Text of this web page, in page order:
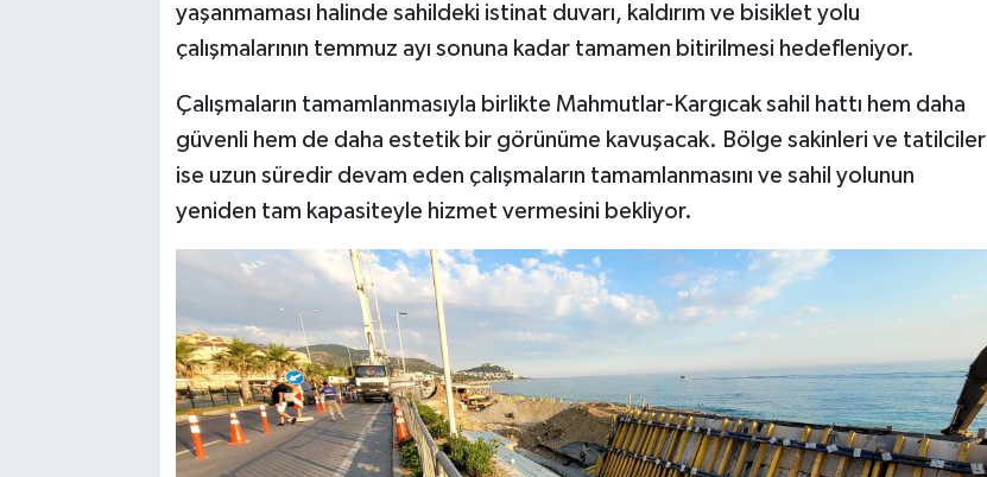
yaşanmaması halinde sahildeki istinat duvarı, kaldırım ve bisiklet yolu
çalışmalarının temmuz ayı sonuna kadar tamamen bitirilmesi hedefleniyor.
Çalışmaların tamamlanmasıyla birlikte Mahmutlar-Kargıcak sahil hattı hem daha
güvenli hem de daha estetik bir görünüme kavuşacak. Bölge sakinleri ve tatilciler
ise uzun süredir devam eden çalışmaların tamamlanmasını ve sahil yolunun
yeniden tam kapasiteyle hizmet vermesini bekliyor.